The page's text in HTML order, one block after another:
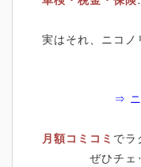
実はそれ、ニコノ
⇒ ニ
月額コミコミ でラ
ぜひチェ